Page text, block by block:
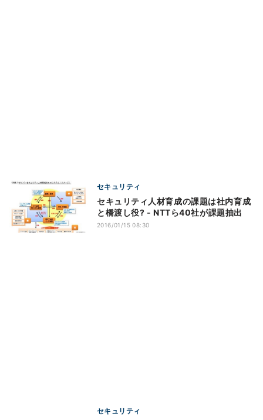
セキュリティ
セキュリティ人材育成の課題は社内育成
と橋渡し役? - NTTら40社が課題抽出
2016/01/15 08:30
セキュリティ